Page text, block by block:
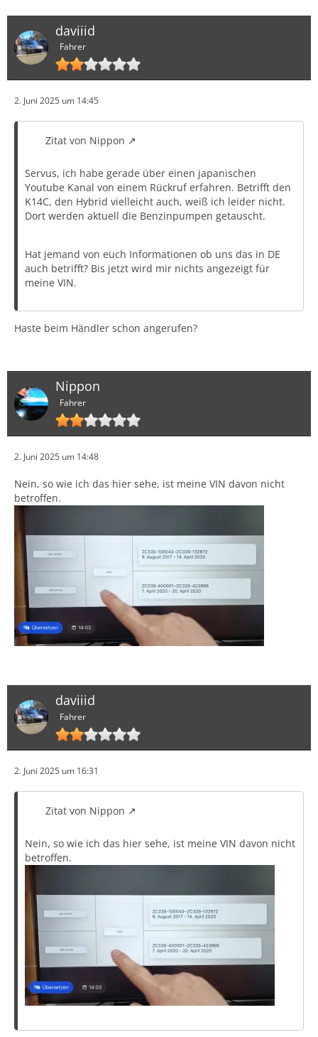
daviiid
Fahrer
2. Juni 2025 um 14:45
Zitat von Nippon
Servus, ich habe gerade über einen japanischen
Youtube Kanal von einem Rückruf erfahren. Betrifft den
K14C, den Hybrid vielleicht auch, weiß ich leider nicht.
Dort werden aktuell die Benzinpumpen getauscht.
Hat jemand von euch Informationen ob uns das in DE
auch betrifft? Bis jetzt wird mir nichts angezeigt für
meine VIN.
Haste beim Händler schon angerufen?
Nippon
Fahrer
2. Juni 2025 um 14:48
Nein, so wie ich das hier sehe, ist meine VIN davon nicht
betroffen.
daviiid
Fahrer
2. Juni 2025 um 16:31
Zitat von Nippon
Nein, so wie ich das hier sehe, ist meine VIN davon nicht
betroffen.